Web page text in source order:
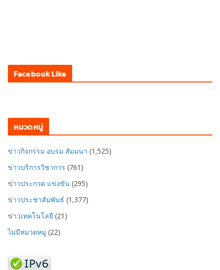
Facebook Like
หมวดหมู่
ข่าวกิจกรรม อบรม สัมมนา (1,525)
ข่าวบริการวิชาการ (761)
ข่าวประกวด แข่งขัน (295)
ข่าวประชาสัมพันธ์ (1,377)
ข่าวเทคโนโลยี (21)
ไม่มีหมวดหมู่ (22)